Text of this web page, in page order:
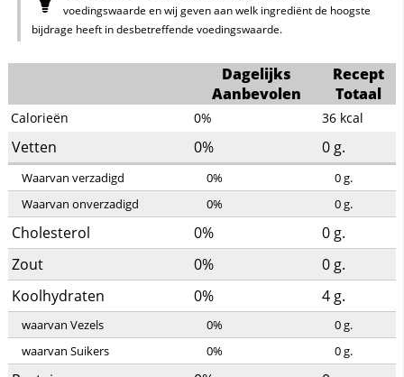
voedingswaarde en wij geven aan welk ingrediënt de hoogste
bijdrage heeft in desbetreffende voedingswaarde.
Dagelijks
Aanbevolen
Recept
Totaal
Calorieën 0% 36 kcal
Vetten 0% 0 g.
Waarvan verzadigd 0% 0g.
Waarvan onverzadigd
0% 0g.
Cholesterol 0% 0 g.
Zout
0% 0 g.
Koolhydraten
0% 4 g.
waarvan Vezels 0% 0g.
waarvan Suikers
0% 0g.